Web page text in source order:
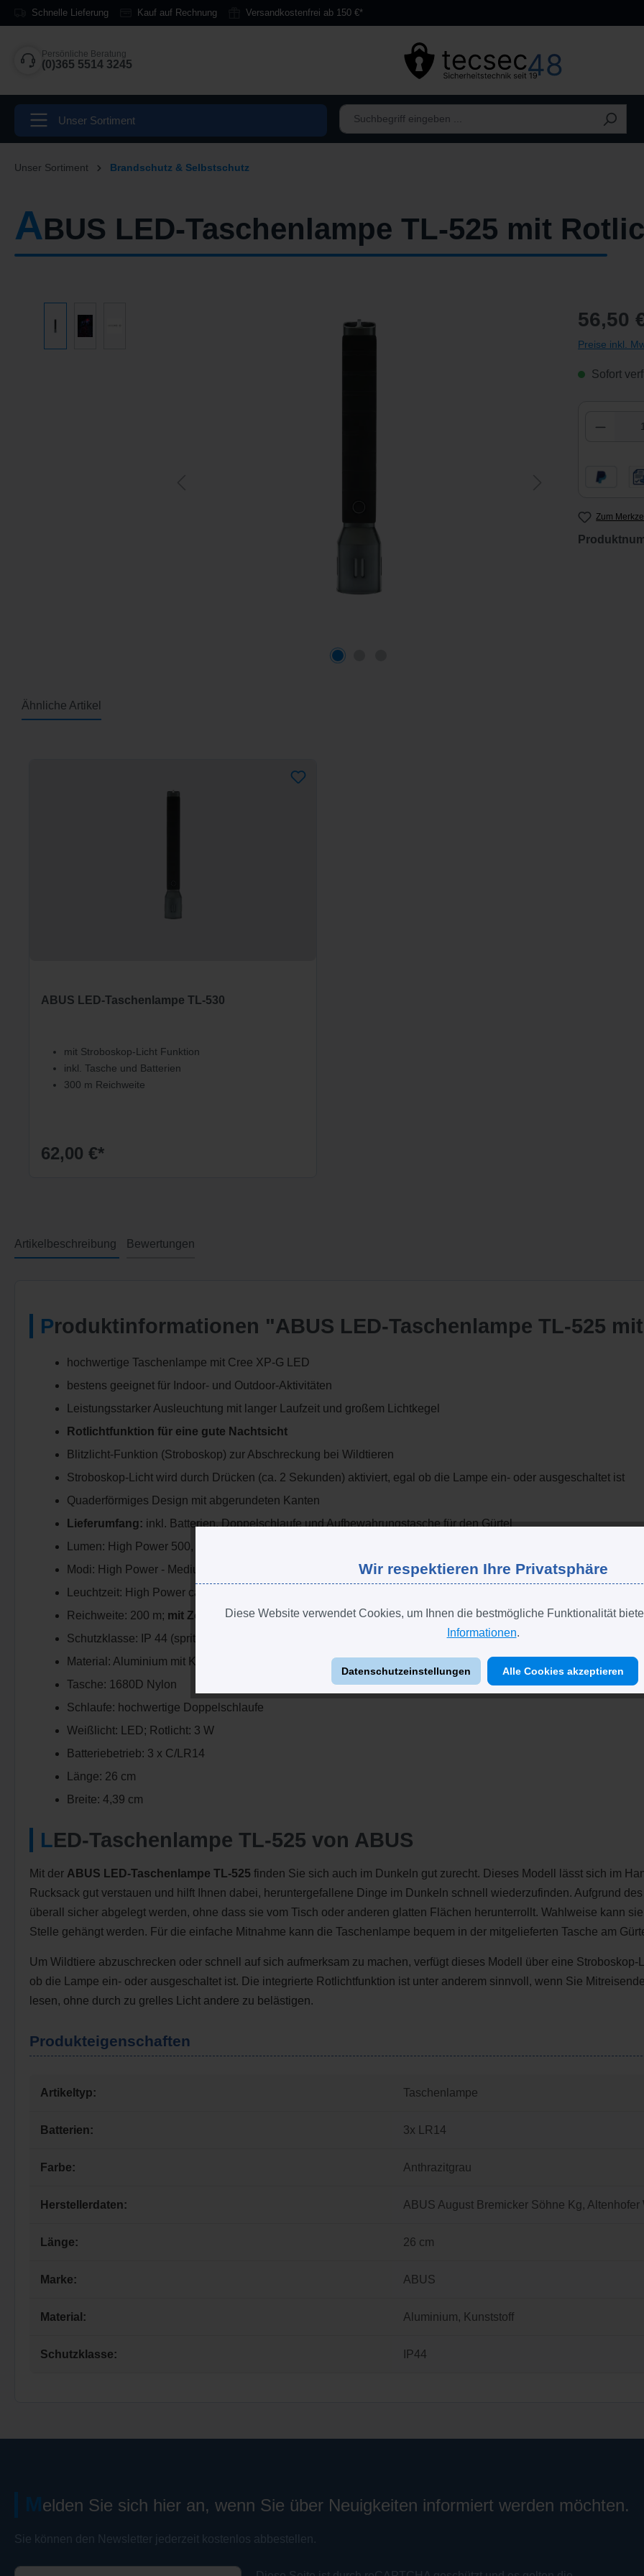
Zur Hauptnavigation springen
Schnelle Lieferung Kauf auf Rechnung Versandkostenfrei ab 150 €*
Persönliche Beratung
(0)365 5514 3245
Unser Sortiment
Unser Sortiment Brandschutz & Selbstschutz
ABUS LED-Taschenlampe TL-525 mit
56,50
Preise inkl.
Sofort
Zum
Ähnliche Artikel
ABUS LED-Taschenlampe TL-530
mit Stroboskop-Licht Funktion
inkl. Tasche und Batterien
300 m Reichweite
62,00 €*
Artikelbeschreibung Bewertungen
Produktinformationen "ABUS LED-Taschenlampe TL-525
hochwertige Taschenlampe mit Cree XP-G LED
bestens geeignet für Indoor- und Outdoor-Aktivitäten
Leistungsstarker Ausleuchtung mit langer Laufzeit und großem Lichtkegel
Rotlichtfunktion für eine gute Nachtsicht
Blitzlicht-Funktion (Stroboskop) zur Abschreckung bei Wildtieren
Stroboskop-Licht wird durch Drücken (ca. 2 Sekunden) aktiviert, egal ob die Lampe ein- oder ausgeschaltet ist
Quaderförmiges Design mit abgerundeten Kanten
Lieferumfang: inkl. Batterien, Doppelschlaufe und Aufbewahrungstasche für den Gürtel
Lumen: High Power 500, Low Power 250
Modi: High Power - Medium Power - Red Light - Off - Stroboskop
Leuchtzeit: High Power ca. 3 Stunden, Low Power ca. 5,5 Stunden
Reichweite: 200 m; mit Zoom-Funktion(Veränderung des Lichtkegels)
Schutzklasse: IP 44 (spritzwassergeschützt)
Material: Aluminium mit Kunststoff Handgriff
Tasche: 1680D Nylon
Schlaufe: hochwertige Doppelschlaufe
Weißlicht: LED; Rotlicht: 3 W
Batteriebetrieb: 3 x C/LR14
Länge: 26 cm
Breite: 4,39 cm
LED-Taschenlampe TL-525 von ABUS
Mit der ABUS LED-Taschenlampe TL-525 finden Sie sich auch im Dunkeln gut zurecht. Dieses Modell lässt sich im
Rucksack gut verstauen und hilft Ihnen dabei, heruntergefallene Dinge im Dunkeln schnell wiederzufinden. Aufgrund
überall sicher abgelegt werden, ohne dass sie vom Tisch oder anderen glatten Flächen herunterrollt. Wahlweise kann
Stelle gehängt werden. Für die einfache Mitnahme kann die Taschenlampe bequem in der mitgelieferten Tasche am
Um Wildtiere abzuschrecken oder schnell auf sich aufmerksam zu machen, verfügt dieses Modell über eine
ob die Lampe ein- oder ausgeschaltet ist. Die integrierte Rotlichtfunktion ist unter anderem sinnvoll, wenn Sie
lesen, ohne durch zu grelles Licht andere zu belästigen.
Produkteigenschaften
Artikeltyp: Taschenlampe
Batterien: 3x LR14
Farbe: Anthrazitgrau
Herstellerdaten: ABUS August Bremicker Söhne Kg,
Länge: 26 cm
Marke: ABUS
Material: Aluminium, Kunststoff
Schutzklasse: IP44
Melden Sie sich hier an, wenn Sie über Neuigkeiten informiert werden möchten.
Sie können den Newsletter jederzeit kostenlos abbestellen.
Wir respektieren Ihre Privatsphäre
Diese Website verwendet Cookies, um Ihnen die bestmögliche Funktionalität
Informationen.
Datenschutzeinstellungen Alle Cookies akzeptieren